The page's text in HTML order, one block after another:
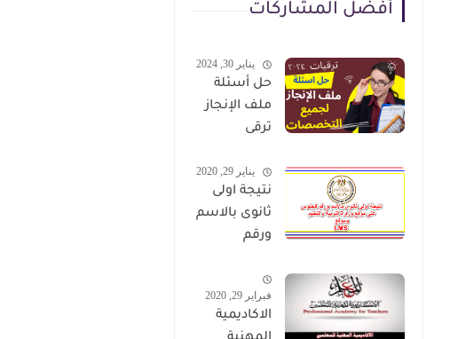
أفضل المشاركات
يناير 30, 2024
حل أسئلة
ملف الإنجاز
ترقى
2024 صالح
لجميع
التخصصات
يناير 29, 2020
نتيجة اولى
ثانوى بالاسم
ورقم
موقع وزارة
التربية
والتعليم
فبراير 29, 2020
الاكاديمية